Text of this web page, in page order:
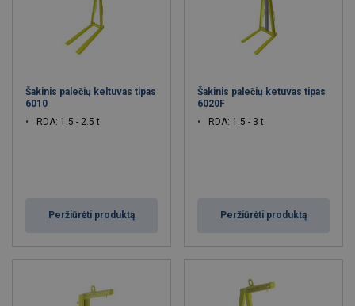
Šakinis palečių keltuvas tipas
6010
RDA: 1.5 - 2.5 t
Peržiūrėti produktą
Šakinis palečių ketuvas tipas
6020F
RDA: 1.5 - 3 t
Peržiūrėti produktą